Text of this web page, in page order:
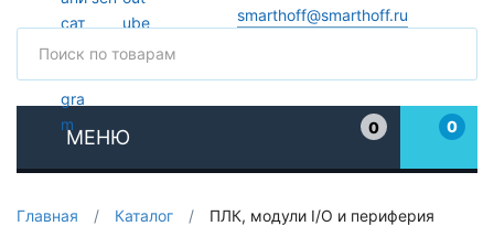
smarthoff@smarthoff.ru
МЕНЮ
0
0
Главная / Каталог / ПЛК, модули I/O и периферия